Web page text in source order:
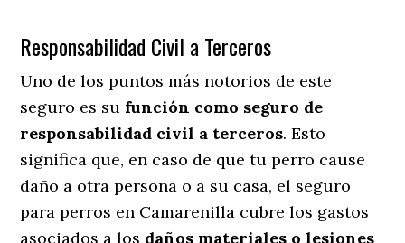
Responsabilidad Civil a Terceros
Uno de los puntos más notorios de este
seguro es su función como seguro de
responsabilidad civil a terceros. Esto
significa que, en caso de que tu perro cause
daño a otra persona o a su casa, el seguro
para perros en Camarenilla cubre los gastos
asociados a los daños materiales o lesiones